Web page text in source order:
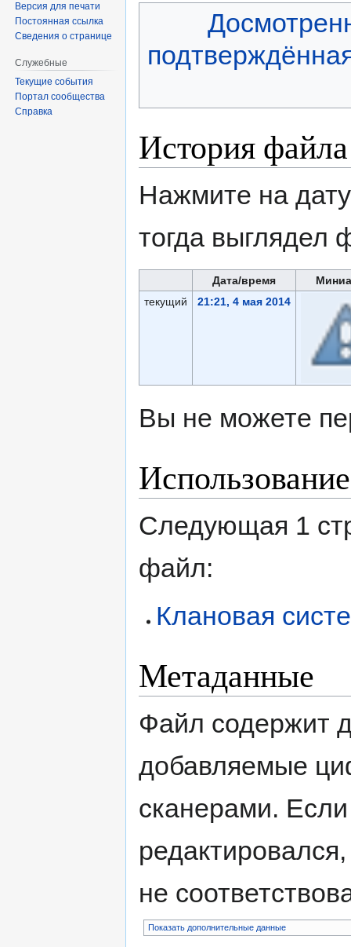
История файла
Нажмите на
тогда выглядел
Дата/время
текущий
21:21, 4 мая 2014
Вы не можете
Следующая 1
файл:
Клановая
Метаданные
Файл содержит
добавляемые
сканерами.
не
Показать дополнительные данные
Версия для печати
Постоянная ссылка
Сведения о странице
Служебные
Текущие события
Портал сообщества
Справка